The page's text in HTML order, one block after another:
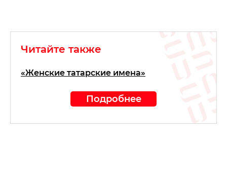
Читайте также
«Женские татарские имена»
Подробнее